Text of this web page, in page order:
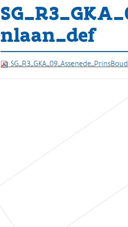
nlaan_def